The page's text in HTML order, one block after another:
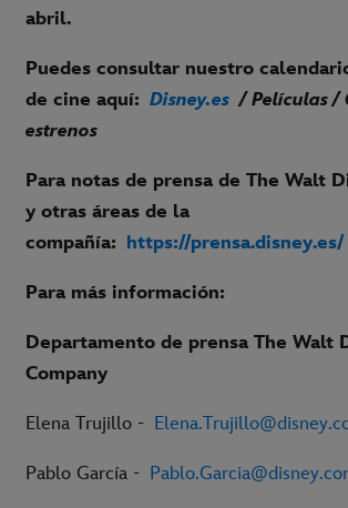
abril.
Puedes consultar nuestro
de cine aquí: Disney.es / Películas /
estrenos
Para notas de prensa de The Walt
y otras áreas de la
compañía: https://prensa.disney.es/
Para más información:
Departamento de prensa The Walt
Company
Elena Trujillo -
Pablo García -